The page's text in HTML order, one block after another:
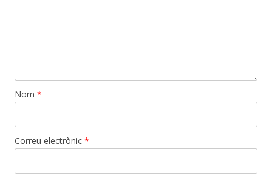
Nom *
Correu electrònic *